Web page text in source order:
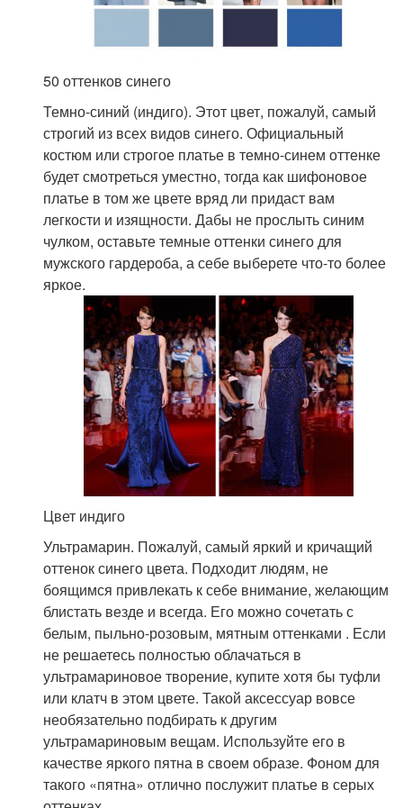
50 оттенков синего
Темно-синий (индиго). Этот цвет, пожалуй, самый
строгий из всех видов синего. Официальный
костюм или строгое платье в темно-синем оттенке
будет смотреться уместно, тогда как шифоновое
платье в том же цвете вряд ли придаст вам
легкости и изящности. Дабы не прослыть синим
чулком, оставьте темные оттенки синего для
мужского гардероба, а себе выберете что-то более
яркое.
Цвет индиго
Ультрамарин. Пожалуй, самый яркий и кричащий
оттенок синего цвета. Подходит людям, не
боящимся привлекать к себе внимание, желающим
блистать везде и всегда. Его можно сочетать с
белым, пыльно-розовым, мятным оттенками . Если
не решаетесь полностью облачаться в
ультрамариновое творение, купите хотя бы туфли
или клатч в этом цвете. Такой аксессуар вовсе
необязательно подбирать к другим
ультрамариновым вещам. Используйте его в
качестве яркого пятна в своем образе. Фоном для
такого «пятна» отлично послужит платье в серых